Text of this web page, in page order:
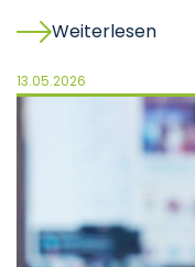
Weiterlesen
13.05.2026